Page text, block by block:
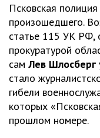
Псковская
произошедшего.
статье 115 УК РФ,
прокуратурой
сам Лев Шлосберг
стало
гибели
которых
прошлом номере.